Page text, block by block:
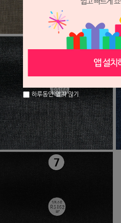
하루동안 열지 않기